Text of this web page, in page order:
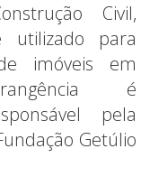
Civil,
utilizado para
imóveis em
é
pela
Getúlio